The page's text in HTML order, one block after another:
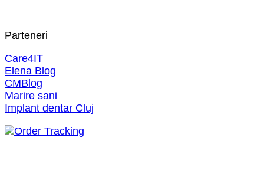
Parteneri
Care4IT
Elena Blog
CMBlog
Marire sani
Implant dentar Cluj